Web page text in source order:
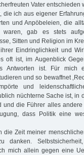
Vater entschieden
die ich aus eigener
und Anpöbeleien, die
gab es stets
Sitten und Religion im
Eindringlichkeit und
oft ist, im Augenblick
Antworten ist. Für mich
und so bewaffnet
und
nüchterne Sache ist, in
die Führer alles
dass Politik eine
die Zeit meiner
mich allein gegen eine